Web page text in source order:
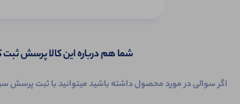
شما هم درباره این کالا پرسش ثبت
اگر سوالی در مورد محصول داشته باشید میتوانید با ثبت پرسش